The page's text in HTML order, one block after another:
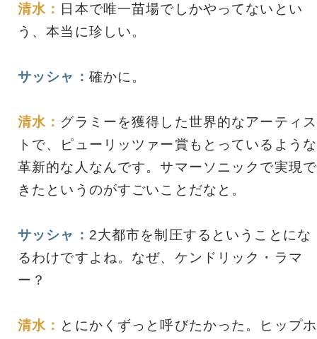
清水： 日本で唯一苗場でしかやってないとい
う、本当に珍しい。
サッシャ： 確かに。
清水： グラミーを獲得した世界的なアーティス
トで、ピューリッツァー賞もとっているような
革新的な人なんです。サマーソニックで実現で
きたというのがすごいことだなと。
サッシャ： 2大都市を制圧するということにな
るわけですよね。なぜ、ケンドリック・ラマ
ー？
清水： とにかくずっと呼びたかった。ヒップホ